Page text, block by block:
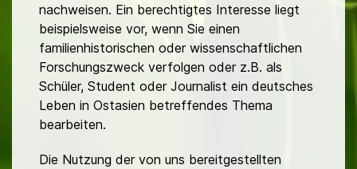
nachweisen. Ein berechtigtes Interesse liegt
beispielsweise vor, wenn Sie einen
familienhistorischen oder wissenschaftlichen
Forschungszweck verfolgen oder z.B. als
Schüler, Student oder Journalist ein deutsches
Leben in Ostasien betreffendes Thema
bearbeiten.
Die Nutzung der von uns bereitgestellten